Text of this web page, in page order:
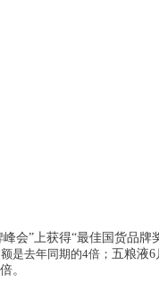
会”上获得“最佳国货品牌
是去年同期的4倍； 五粮液6
。